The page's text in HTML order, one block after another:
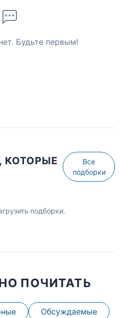
Будьте первым!
КОТОРЫЕ
Все
подборки
подборки.
ПОЧИТАТЬ
Обсуждаемые